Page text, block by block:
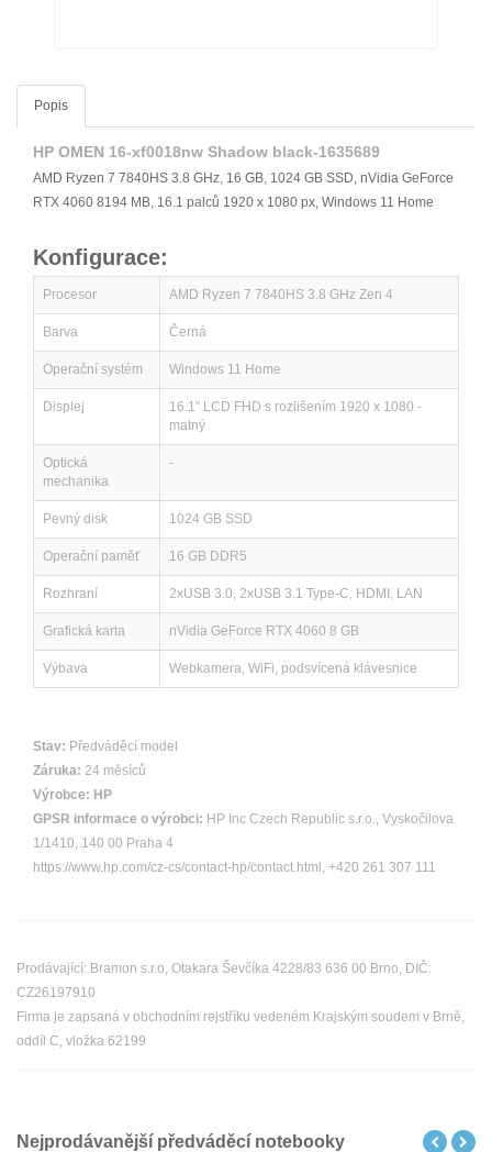
Popis
HP OMEN 16-xf0018nw Shadow black-1635689
AMD Ryzen 7 7840HS 3.8 GHz, 16 GB, 1024 GB SSD, nVidia GeForce
RTX 4060 8194 MB, 16.1 palců 1920 x 1080 px, Windows 11 Home
Konfigurace:
Procesor AMD Ryzen 7 7840HS 3.8 GHz Zen 4
Barva Černá
Operační systém Windows 11 Home
Displej
16.1" LCD FHD s rozlišením 1920 x 1080 -
matný
Optická
mechanika
-
Pevný disk 1024 GB SSD
Operační paměť 16 GB DDR5
Rozhraní 2xUSB 3.0, 2xUSB 3.1 Type-C, HDMI, LAN
Grafická karta nVidia GeForce RTX 4060 8 GB
Výbava Webkamera, WiFi, podsvícená klávesnice
Stav: Předváděcí model
Záruka: 24 měsíců
Výrobce: HP
GPSR informace o výrobci: HP Inc Czech Republic s.r.o., Vyskočilova
1/1410, 140 00 Praha 4
https://www.hp.com/cz-cs/contact-hp/contact.html, +420 261 307 111
Prodávající: Bramon s.r.o, Otakara Ševčíka 4228/83 636 00 Brno, DIČ:
CZ26197910
Firma je zapsaná v obchodním rejstříku vedeném Krajským soudem v Brně,
oddíl C, vložka 62199
Nejprodávanější předváděcí notebooky